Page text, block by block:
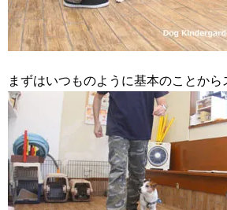
まずはいつものように基本のことから